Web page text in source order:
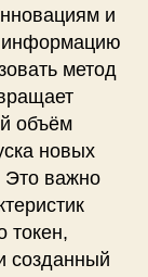
и
информацию
метод
объём
новых
Это важно
токен,
созданный